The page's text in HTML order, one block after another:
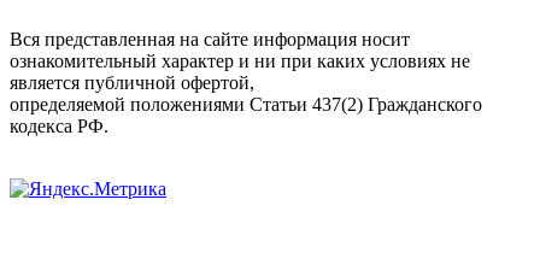
Вся представленная на сайте информация носит
ознакомительный характер и ни при каких условиях не
является публичной офертой,
определяемой положениями Статьи 437(2) Гражданского
кодекса РФ.